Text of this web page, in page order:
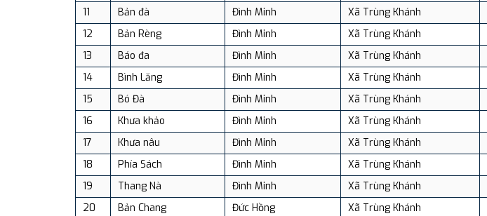
11
Bản đà Đình Minh Xã Trùng Khánh
12
Bản Rèng Đình Minh Xã Trùng Khánh
13
Báo đa Đình Minh Xã Trùng Khánh
14
Bình Lăng Đình Minh Xã Trùng Khánh
15
Bó Đà Đình Minh Xã Trùng Khánh
16
Khưa khảo Đình Minh Xã Trùng Khánh
17
Khưa nâu Đình Minh Xã Trùng Khánh
18
Phía Sách Đình Minh Xã Trùng Khánh
19
Thang Nà Đình Minh Xã Trùng Khánh
20
Bản Chang Đức Hồng Xã Trùng Khánh